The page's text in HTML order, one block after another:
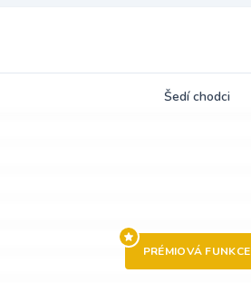
Šedí chodci
PRÉMIOVÁ FUNKCE